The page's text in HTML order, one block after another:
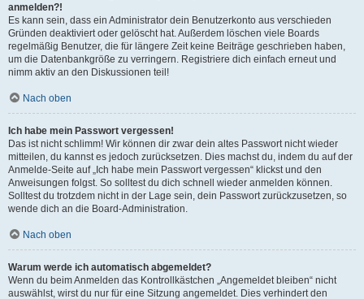
anmelden?!
Es kann sein, dass ein Administrator dein Benutzerkonto aus verschieden
Gründen deaktiviert oder gelöscht hat. Außerdem löschen viele Boards
regelmäßig Benutzer, die für längere Zeit keine Beiträge geschrieben haben,
um die Datenbankgröße zu verringern. Registriere dich einfach erneut und
nimm aktiv an den Diskussionen teil!
Nach oben
Ich habe mein Passwort vergessen!
Das ist nicht schlimm! Wir können dir zwar dein altes Passwort nicht wieder
mitteilen, du kannst es jedoch zurücksetzen. Dies machst du, indem du auf der
Anmelde-Seite auf „Ich habe mein Passwort vergessen“ klickst und den
Anweisungen folgst. So solltest du dich schnell wieder anmelden können.
Solltest du trotzdem nicht in der Lage sein, dein Passwort zurückzusetzen, so
wende dich an die Board-Administration.
Nach oben
Warum werde ich automatisch abgemeldet?
Wenn du beim Anmelden das Kontrollkästchen „Angemeldet bleiben“ nicht
auswählst, wirst du nur für eine Sitzung angemeldet. Dies verhindert den